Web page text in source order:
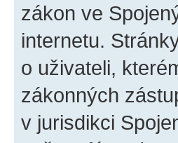
zákon ve
internetu.
o uživateli,
zákonných
v jurisdikci